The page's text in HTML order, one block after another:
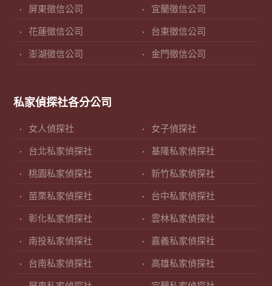
屏東徵信公司 宜蘭徵信公司
花蓮徵信公司 台東徵信公司
澎湖徵信公司 金門徵信公司
私家偵探社各分公司
女人偵探社 女子偵探社
台北私家偵探社 基隆私家偵探社
桃園私家偵探社 新竹私家偵探社
苗栗私家偵探社 台中私家偵探社
彰化私家偵探社 雲林私家偵探社
南投私家偵探社 嘉義私家偵探社
台南私家偵探社 高雄私家偵探社